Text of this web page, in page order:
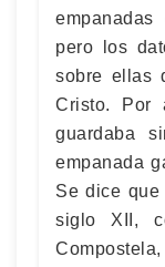
pero los
sobre ellas
Cristo. Por
guardaba
empanada
Se dice que
siglo XII,